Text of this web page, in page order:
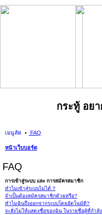
กระทู้ อย
เมนูลัด FAQ
หน้าเว็บบอร์ด
FAQ
การเข้าสู่ระบบ และ การสมัครสมาชิก
ทำไมเข้าสู่ระบบไม่ได้ ?
จำเป็นต้องสมัครสมาชิกด้วยหรือ?
ทำไมฉันถึงออกจากระบบโดยอัตโนมัติ?
จะสั่งไม่ให้แสดงชื่อของฉัน ในรายชื่อผู้ที่กำลั